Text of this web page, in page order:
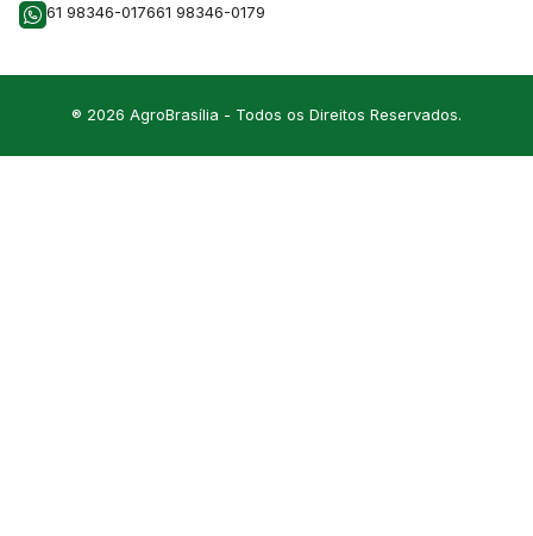
61 98346-017661 98346-0179
® 2026 AgroBrasília - Todos os Direitos Reservados.